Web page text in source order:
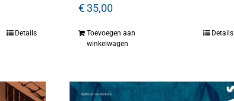
Details
€35,00
Toevoegen aan
winkelwagen
Details